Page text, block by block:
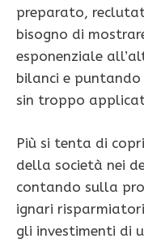
preparato,
bisogno di
esponenziale
bilanci e
sin troppo
Più si tenta di
della società nei
contando sulla
ignari
gli investimenti di